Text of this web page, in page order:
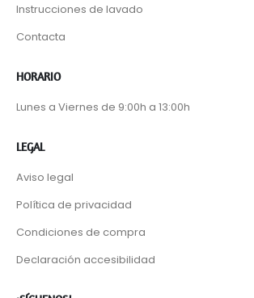
Instrucciones de lavado
Contacta
HORARIO
Lunes a Viernes de 9:00h a 13:00h
LEGAL
Aviso legal
Política de privacidad
Condiciones de compra
Declaración accesibilidad